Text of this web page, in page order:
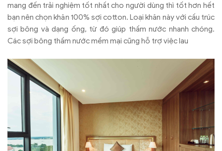
mang đến trải nghiệm tốt nhất cho người dùng thì tốt hơn hết
bạn nên chọn khăn 100% sợi cotton. Loại khăn này với cấu trúc
sợi bông và dạng ống, từ đó giúp thấm nước nhanh chóng.
Các sợi bông thấm nước mềm mại cũng hỗ trợ việc lau